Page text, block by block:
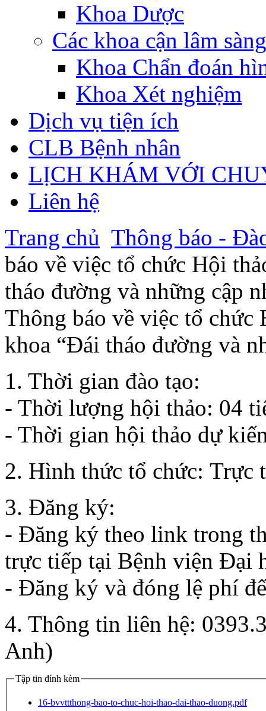
Khoa Dược
Các khoa cận lâm sàng
Khoa Chẩn đoán
Khoa Xét nghiệm
Dịch vụ tiện ích
CLB Bệnh nhân
LỊCH KHÁM VỚI
Liên hệ
Trang chủ Thông báo -
báo về việc tổ chức Hội
tháo đường và những cập
Thông báo về việc tổ chức
khoa “Đái tháo đường và
1. Thời gian đào tạo:
- Thời lượng hội thảo: 04
- Thời gian hội thảo dự
2. Hình thức tổ chức: Trực
3. Đăng ký:
- Đăng ký theo link trong
trực tiếp tại Bệnh viện Đại
- Đăng ký và đóng lệ phí
4. Thông tin liên hệ:
Anh)
Tập tin đính kèm
16-bvvttthong-bao-to-chuc-hoi-thao-dai-thao-duong.pdf